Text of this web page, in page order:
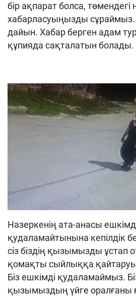
бір ақпарат болса, төмендегі
хабарласуыңызды
дайын. Хабар берген адам
құпияда сақталатын болады.
Назеркенің ата-анасы
қудаламайтынына кепілдік
сіз біздің қызымызды ұстап
қомақты сыйлыққа
Біз ешкімді қудаламаймыз.
қызымыздың үйге оралғаны